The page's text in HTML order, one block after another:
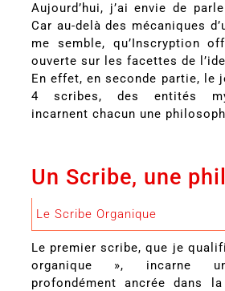
Aujourd’hui, j’ai envie de
Car au-delà des mécaniques
me semble, qu’Inscryption
ouverte sur les facettes de
En effet, en seconde partie, le
4 scribes, des entités
incarnent chacun une
Un Scribe, une
Le Scribe Organique
Le premier scribe, que je
organique », incarne
profondément ancrée dans